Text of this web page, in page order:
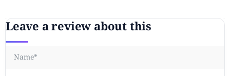
Leave a review about this